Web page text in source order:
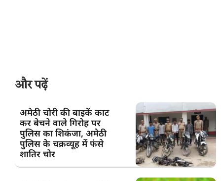
और पढ़ें
अमेठी चोरी की बाइकें काट
कर बेचने वाले गिरोह पर
पुलिस का शिकंजा, अमेठी
पुलिस के चक्रव्यूह में फंसे
शातिर चोर